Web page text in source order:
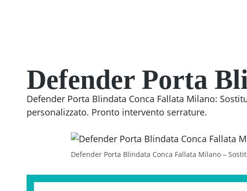
Defender Porta
Defender Porta Blindata Conca Fallata Milano:
personalizzato. Pronto intervento serrature.
Defender Porta Blindata Conca Fallata Milano –